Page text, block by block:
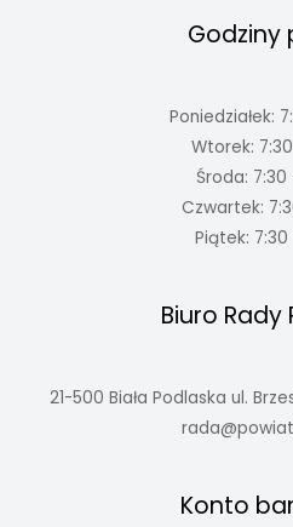
Godziny
Poniedziałek:
Wtorek:
Środa: 7:30
Czwartek:
Piątek: 7:30
Biuro Rady
21-500 Biała Podlaska ul.
Konto